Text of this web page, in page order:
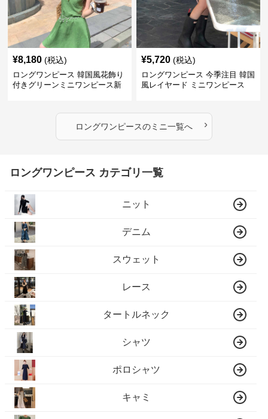
¥8,180 (税込)
ロングワンピース 韓国風花飾り
付きグリーンミニワンピース新
¥5,720 (税込)
ロングワンピース 今季注目 韓国
風レイヤード ミニワンピース
ロングワンピースのミニ一覧へ ›
ロングワンピース カテゴリ一覧
ニット
デニム
スウェット
レース
タートルネック
シャツ
ポロシャツ
キャミ